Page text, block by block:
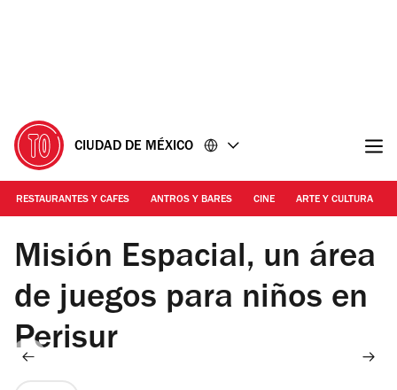
CIUDAD DE MÉXICO
RESTAURANTES Y CAFES ANTROS Y BARES CINE ARTE Y CULTURA
Foto: Mattza Tobón
Misión Espacial, un área
de juegos para niños en
Perisur